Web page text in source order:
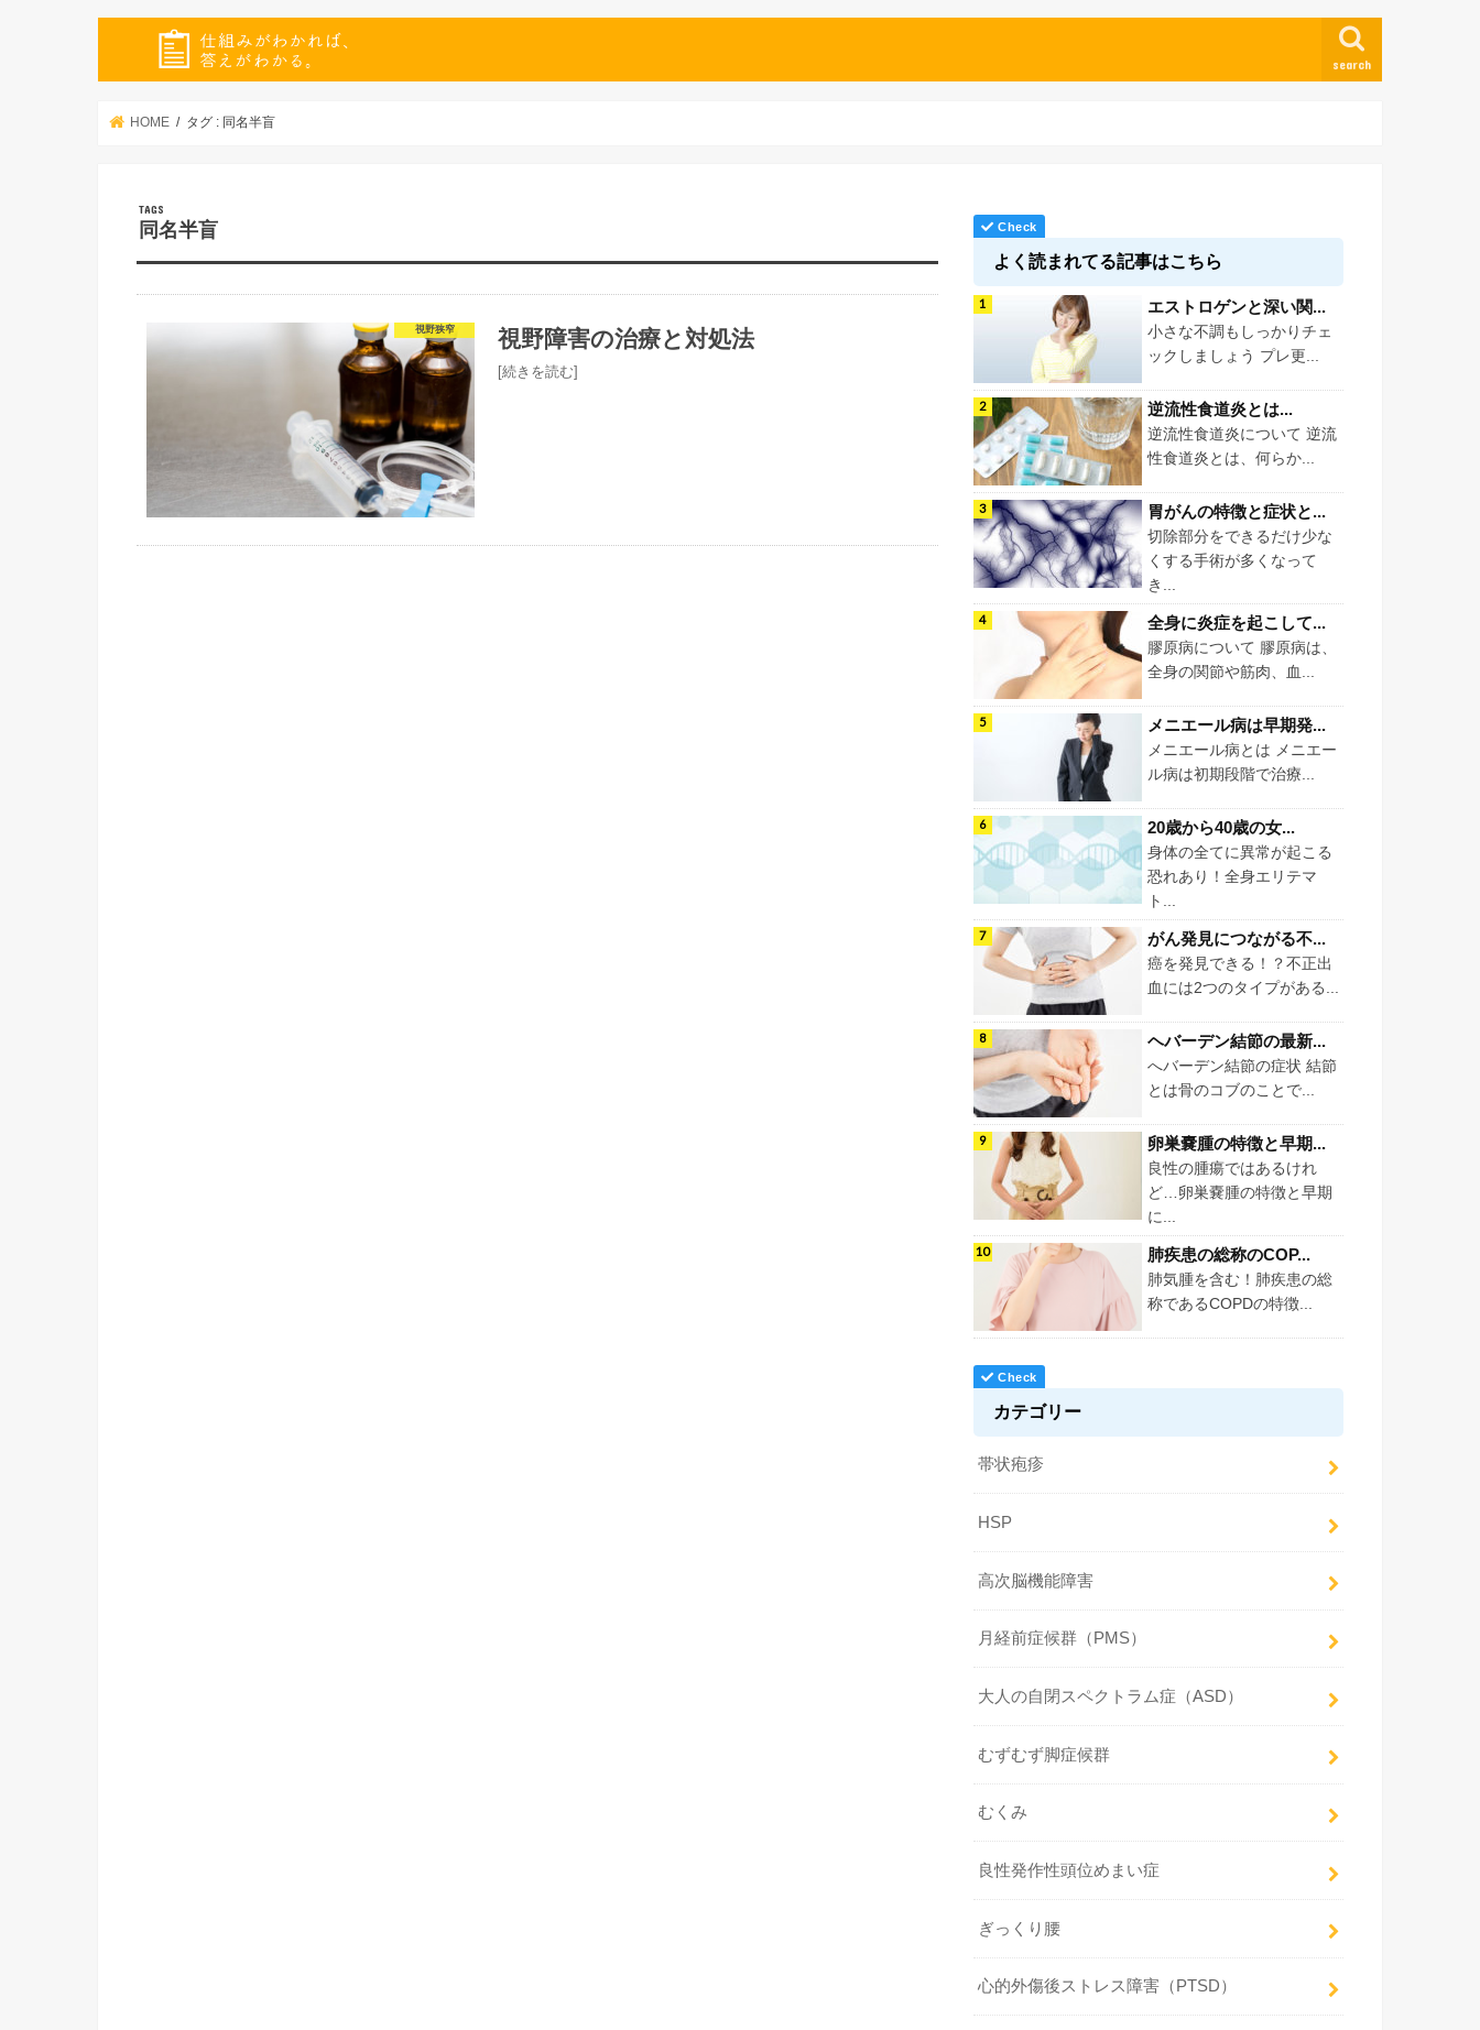
search
HOME タグ : 同名半盲
同名半盲
視野狭窄 視野障害の治療と対処法
[続きを読む]
よく読まれてる記事はこちら
エストロゲンと深い関...
小さな不調もしっかりチェ
ックしましょう プレ更...
逆流性食道炎とは...
逆流性食道炎について 逆流
性食道炎とは、何らか...
胃がんの特徴と症状と...
切除部分をできるだけ少な
くする手術が多くなって
き...
全身に炎症を起こして...
膠原病について 膠原病は、
全身の関節や筋肉、血...
メニエール病は早期発...
メニエール病とは メニエー
ル病は初期段階で治療...
20歳から40歳の女...
身体の全てに異常が起こる
恐れあり！全身エリテマ
ト...
がん発見につながる不...
癌を発見できる！？不正出
血には2つのタイプがある...
ヘバーデン結節の最新...
へバーデン結節の症状 結節
とは骨のコブのことで...
卵巣嚢腫の特徴と早期...
良性の腫瘍ではあるけれ
ど…卵巣嚢腫の特徴と早期
に...
肺疾患の総称のCOP...
肺気腫を含む！肺疾患の総
称であるCOPDの特徴...
カテゴリー
帯状疱疹
HSP
高次脳機能障害
月経前症候群（PMS）
大人の自閉スペクトラム症（ASD）
むずむず脚症候群
むくみ
良性発作性頭位めまい症
ぎっくり腰
心的外傷後ストレス障害（PTSD）